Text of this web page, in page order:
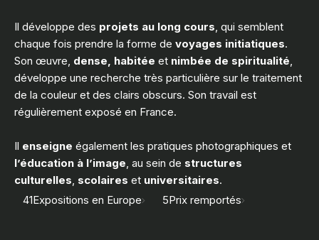
Il développe des projets au long cours, qui semblent
chaque fois prendre la forme de voyages initiatiques.
Son œuvre, dense, habitée et nimbée de spiritualité,
développe une recherche très particulière sur le traitement
de la couleur et des clairs obscurs. Son travail est
régulièrement exposé en France.
Il enseigne également les pratiques photographiques et
l’éducation à l’image, au sein de structures
culturelles, scolaires et universitaires.
41Expositions en Europe 5Prix remportés